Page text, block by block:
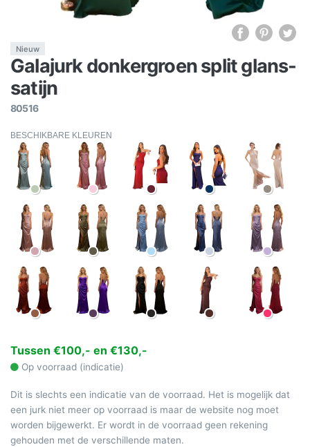
Nieuw
Galajurk donkergroen split glans-
satijn
80516
BESCHIKBARE KLEUREN
Tussen €100,- en €130,-
Op voorraad (indicatie)
Dit is slechts een indicatie van de voorraad. Het is mogelijk dat
een jurk niet meer op voorraad is maar de website nog moet
worden bijgewerkt. Er wordt in de voorraad geen rekening
gehouden met de verschillende maten.